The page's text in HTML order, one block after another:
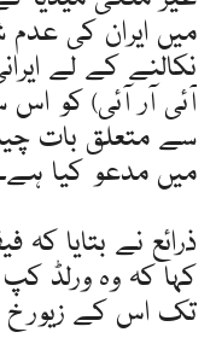
میں ایران کی
نکالنے کے لے
آئی آر آئی) کو
سے متعلق بات
میں مدعو کیا
ذرائع نے بتایا
تک اس کے زیورخ